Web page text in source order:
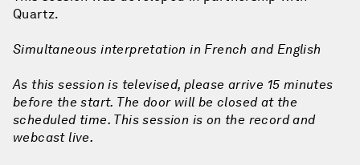
Quartz.
Simultaneous interpretation in French and English
As this session is televised, please arrive 15 minutes
before the start. The door will be closed at the
scheduled time. This session is on the record and
webcast live.